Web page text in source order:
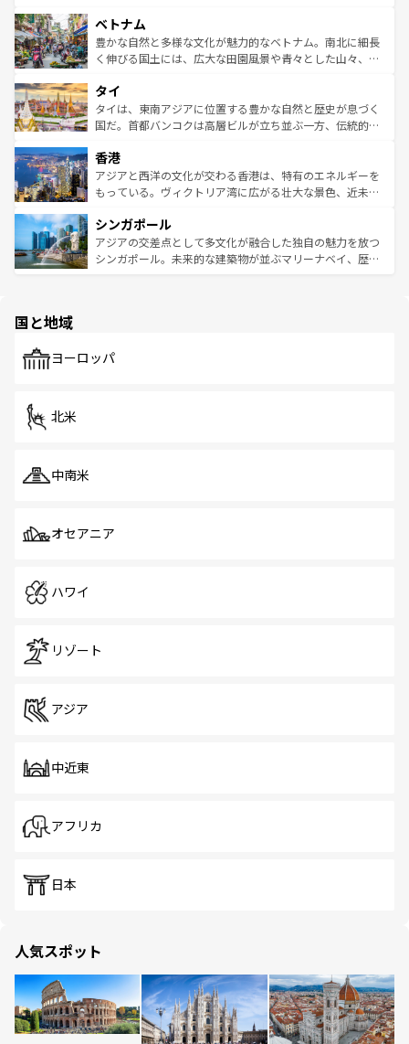
参照してほしい。
容にもいいと評判のスイーツなど、バラエティ豊かな料理
が味わえる。 なお、新着の台湾情報は コンテンツ一覧を参
照してほしい。
き、地方に足を延ばせば四季折々の自然美を楽しむことが
できる。そして、キムチや焼肉、絶品のストリートフード
まで、さまざまな韓国料理が待っている。夜には、韓国な
リティに包まれながら、韓国の多彩な魅力を心ゆくまで味
わってみてほしい。 なお、新着の韓国情報はコンテンツ一
覧を参照してほしい。
ベトナム
豊かな自然と多様な文化が魅力的なベトナム。南北に細長
く伸びる国土には、広大な田園風景や青々とした山々、世
急速な発展と共に伝統が息づく。ハノイの古い町並みやホ
ーチミン市のフランス統治時代の建物も、独特の雰囲気を
醸し出している。また、バラエティの豊かさとおいしさで
とつ。フォーやバインミー、ベトナムコーヒーなどは、ぜ
ひ現地で味わいたい。どの地域を訪れてもあたたかい人々
が旅行者を迎えてくれるので、きっと忘れられない旅にな
参照してほしい。
タイ
タイは、東南アジアに位置する豊かな自然と歴史が息づく
国だ。首都バンコクは高層ビルが立ち並ぶ一方、伝統的な
の活気が交差している。北部ではチェンマイなどの山岳地
帯で自然と触れ合い、南部ではプーケットやクラビの美し
いビーチでリゾート気分を楽しむことができる。タイ料理
激する。気候は一年中温暖で、どの季節にも異なる楽しみ
が待っている。親しみやすいタイの人々、仏教を中心とし
た文化、そして多様な観光資源が、訪れる旅人を魅了し続
香港
アジアと西洋の文化が交わる香港は、特有のエネルギーを
もっている。ヴィクトリア湾に広がる壮大な景色、近未来
み、どこを訪れても感動するはず。観光スポットが密集し
ており、効率よく見どころを回れるのも魅力。息をのむよ
うな絶景から文化的な体験まで、香港を存分に楽しみ尽く
シンガポール
アジアの交差点として多文化が融合した独自の魅力を放つ
シンガポール。未来的な建築物が並ぶマリーナベイ、歴史
で、ホーカーズは地元の風情を楽しめる外せないスポット
国と地域
ヨーロッパ
北米
中南米
オセアニア
ハワイ
リゾート
アジア
中近東
アフリカ
日本
人気スポット